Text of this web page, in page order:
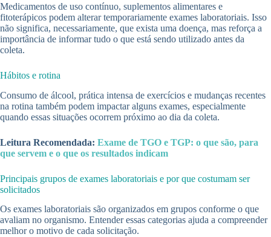
Medicamentos de uso contínuo, suplementos alimentares e
fitoterápicos podem alterar temporariamente exames laboratoriais. Isso
não significa, necessariamente, que exista uma doença, mas reforça a
importância de informar tudo o que está sendo utilizado antes da
coleta.
Hábitos e rotina
Consumo de álcool, prática intensa de exercícios e mudanças recentes
na rotina também podem impactar alguns exames, especialmente
quando essas situações ocorrem próximo ao dia da coleta.
Leitura Recomendada: Exame de TGO e TGP: o que são, para
que servem e o que os resultados indicam
Principais grupos de exames laboratoriais e por que costumam ser
solicitados
Os exames laboratoriais são organizados em grupos conforme o que
avaliam no organismo. Entender essas categorias ajuda a compreender
melhor o motivo de cada solicitação.